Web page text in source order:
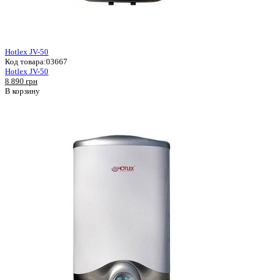
Hotlex JV-50
Код товара:03667
Hotlex JV-50
8 890 грн
В корзину